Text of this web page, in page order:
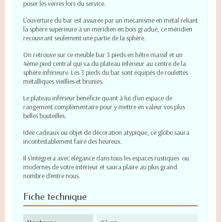
poser les verres lors du service.
L’ouverture du bar est assurée par un mécanisme en métal reliant
la sphère supérieure à un méridien en bois gradué, ce méridien
recouvrant seulement une partie de la sphère.
On retrouve sur ce meuble bar 3 pieds en hêtre massif et un
4ème pied central qui va du plateau inférieur au centre de la
sphère inférieure. Les 3 pieds du bar sont équipés de roulettes
métalliques vieillies et brunies.
Le plateau inférieur bénéficie quant à lui d'un espace de
rangement complémentaire pour y mettre en valeur vos plus
belles bouteilles.
Idée cadeaux ou objet de décoration atypique, ce globe saura
incontestablement faire des heureux.
Il s'intégrera avec élégance dans tous les espaces rustiques ou
modernes de votre intérieur et saura plaire au plus grand
nombre d'entre nous.
Fiche technique